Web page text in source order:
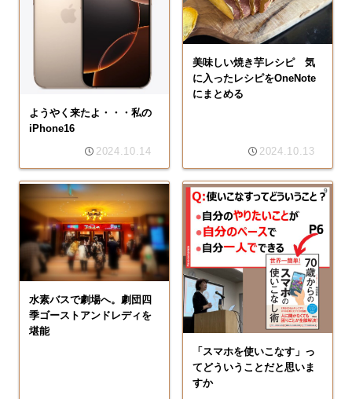
ようやく来たよ・・・私の
iPhone16
2024.10.14
美味しい焼き芋レシピ 気
に入ったレシピをOneNote
にまとめる
2024.10.13
水素バスで劇場へ。劇団四
季ゴーストアンドレディを
堪能
「スマホを使いこなす」っ
てどういうことだと思いま
すか